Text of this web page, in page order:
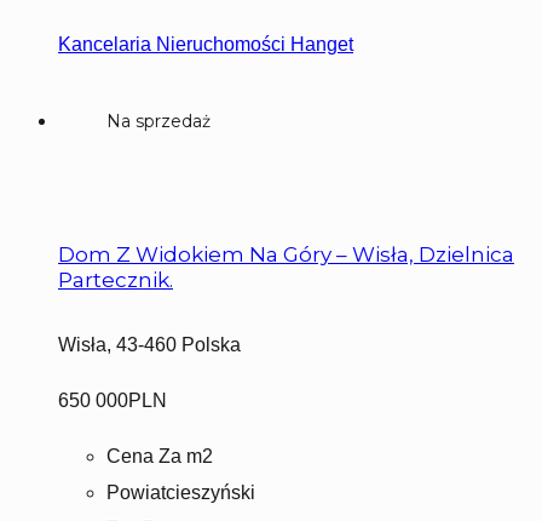
Kancelaria Nieruchomości Hanget
Na sprzedaż
Dom Z Widokiem Na Góry – Wisła, Dzielnica
Partecznik.
Wisła, 43-460 Polska
650 000PLN
Cena Za m2
Powiatcieszyński